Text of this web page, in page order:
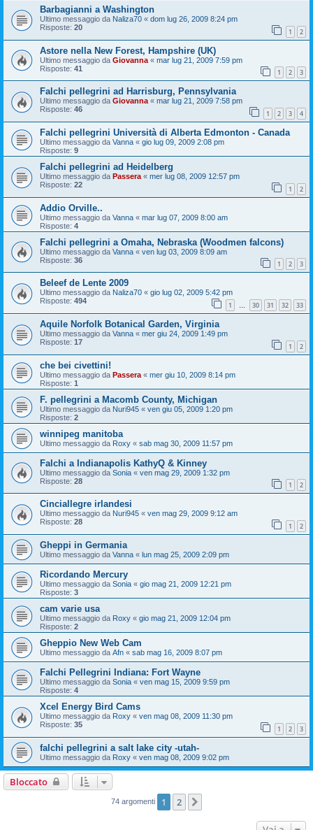
Barbagianni a Washington
Ultimo messaggio da Naliza70 « dom lug 26, 2009 8:24 pm
Risposte: 20 1 2
Astore nella New Forest, Hampshire (UK)
Ultimo messaggio da Giovanna « mar lug 21, 2009 7:59 pm
Risposte: 41 1 2 3
Falchi pellegrini ad Harrisburg, Pennsylvania
Ultimo messaggio da Giovanna« mar lug 21, 2009 7:58 pm
Risposte: 46 1 2 3 4
Falchi pellegrini Università di Alberta Edmonton - Canada
Ultimo messaggio da Vanna « gio lug 09, 2009 2:08 pm
Risposte: 9
Falchi pellegrini ad Heidelberg
Ultimo messaggio da Passera « mer lug 08, 2009 12:57 pm
Risposte: 22 1 2
Addio Orville..
Ultimo messaggio da Vanna « mar lug 07, 2009 8:00 am
Risposte: 4
Falchi pellegrini a Omaha, Nebraska (Woodmen falcons)
Ultimo messaggio da Vanna « ven lug 03, 2009 8:09 am
Risposte: 36 1 2 3
Beleef de Lente 2009
Ultimo messaggio da Naliza70 « gio lug 02, 2009 5:42 pm
Risposte: 494 1 … 30 31 32 33
Aquile Norfolk Botanical Garden, Virginia
Ultimo messaggio da Vanna « mer giu 24, 2009 1:49 pm
Risposte: 17 1 2
che bei civettini!
Ultimo messaggio da Passera « mer giu 10, 2009 8:14 pm
Risposte: 1
F. pellegrini a Macomb County, Michigan
Ultimo messaggio da Nuri945 « ven giu 05, 2009 1:20 pm
Risposte: 2
winnipeg manitoba
Ultimo messaggio da Roxy « sab mag 30, 2009 11:57 pm
Falchi a Indianapolis KathyQ & Kinney
Ultimo messaggio da Sonia « ven mag 29, 2009 1:32 pm
Risposte: 28 1 2
Cinciallegre irlandesi
Ultimo messaggio da Nuri945 « ven mag 29, 2009 9:12 am
Risposte: 28 1 2
Gheppi in Germania
Ultimo messaggio da Vanna « lun mag 25, 2009 2:09 pm
Ricordando Mercury
Ultimo messaggio da Sonia « gio mag 21, 2009 12:21 pm
Risposte: 3
cam varie usa
Ultimo messaggio da Roxy « gio mag 21, 2009 12:04 pm
Risposte: 2
Gheppio New Web Cam
Ultimo messaggio da Afn « sab mag 16, 2009 8:07 pm
Falchi Pellegrini Indiana: Fort Wayne
Ultimo messaggio da Sonia « ven mag 15, 2009 9:59 pm
Risposte: 4
Xcel Energy Bird Cams
Ultimo messaggio da Roxy « ven mag 08, 2009 11:30 pm
Risposte: 35 1 2 3
falchi pellegrini a salt lake city -utah-
Ultimo messaggio da Roxy « ven mag 08, 2009 9:02 pm
Bloccato
74 argomenti 1 2